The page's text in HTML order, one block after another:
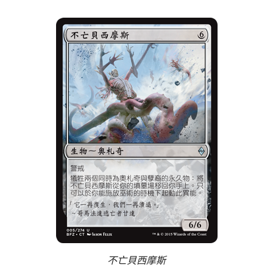
不亡貝西摩斯